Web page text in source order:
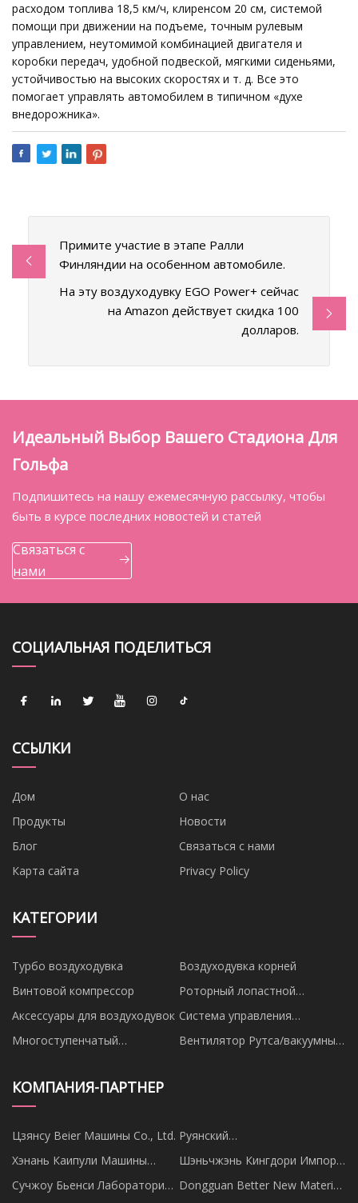
расходом топлива 18,5 км/ч, клиренсом 20 см, системой
помощи при движении на подъеме, точным рулевым
управлением, неутомимой комбинацией двигателя и
коробки передач, удобной подвеской, мягкими сиденьями,
устойчивостью на высоких скоростях и т. д. Все это
помогает управлять автомобилем в типичном «духе
внедорожника».
Примите участие в этапе Ралли
Финляндии на особенном автомобиле.
На эту воздуходувку EGO Power+ сейчас
на Amazon действует скидка 100
долларов.
Идеальный Выбор Вашего Стадиона Для
Гольфа
Подпишитесь на нашу ежемесячную рассылку, чтобы
быть в курсе последних новостей и статей
Связаться с
нами
СОЦИАЛЬНАЯ ПОДЕЛИТЬСЯ
ССЫЛКИ
Дом
О нас
Продукты
Новости
Блог
Связаться с нами
Карта сайта
Privacy Policy
КАТЕГОРИИ
Турбо воздуходувка
Воздуходувка корней
Винтовой компрессор
Роторный лопастной
вентилятор
Аксессуары для воздуходувок Система управления
вентилятором
Многоступенчатый
Вентилятор Рутса/вакуумный
КОМПАНИЯ-ПАРТНЕР
Цзянсу Beier Машины Co., Ltd. Руянский
машиностроительный завод
Хэнань Каипули Машины
Оборудование Компания с
ограниченной
Шэньчжэнь Кингдори Импорт
и Экспорт Групп Ко., Лтд.
Сучжоу Бьенси Лаборатория
Dongguan Better New Material